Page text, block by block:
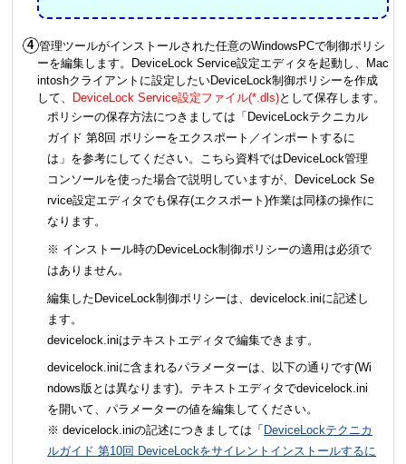
管理ツールがインストールされた任意のWindowsPCで制御ポリシ
ーを編集します。DeviceLock Service設定エディタを起動し、Mac
intoshクライアントに設定したいDeviceLock制御ポリシーを作成
して、 DeviceLock Service設定ファイル(*.dls)として保存します。
ポリシーの保存方法につきましては「DeviceLockテクニカル
ガイド 第8回 ポリシーをエクスポート／インポートするに
は」を参考にしてください。こちら資料ではDeviceLock管理
コンソールを使った場合で説明していますが、DeviceLock Se
rvice設定エディタでも保存(エクスポート)作業は同様の操作に
なります。
※ インストール時のDeviceLock制御ポリシーの適用は必須で
はありません。
編集したDeviceLock制御ポリシーは、devicelock.iniに記述し
ます。
devicelock.iniはテキストエディタで編集できます。
devicelock.iniに含まれるパラメーターは、以下の通りです(Wi
ndows版とは異なります)。テキストエディタでdevicelock.ini
を開いて、パラメーターの値を編集してください。
※ devicelock.iniの記述につきましては「 DeviceLockテクニカ
ルガイド 第10回 DeviceLockをサイレントインストールするに